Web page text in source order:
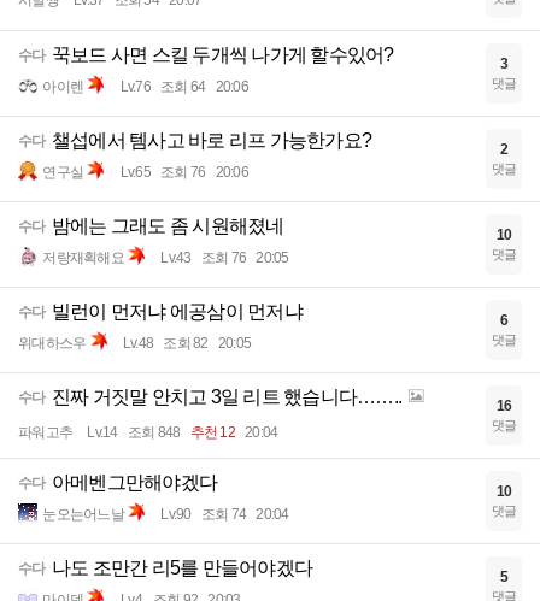
수다 꾹보드 사면 스킬 두개씩 나가게 할수있어?
아이렌 Lv.76 조회 64 20:06
3
댓글
수다 챌섭에서 템사고 바로 리프 가능한가요?
연구실 Lv.65 조회 76 20:06
2
댓글
수다 밤에는 그래도 좀 시원해졌네
저랑재획해요 Lv.43 조회 76 20:05
10
댓글
수다 빌런이 먼저냐 에공삼이 먼저냐
위대하스우 Lv.48 조회 82 20:05
6
댓글
수다 진짜 거짓말 안치고 3일 리트 했습니다……..
파워고추 Lv.14 조회 848 추천 12 20:04
16
댓글
수다 아메벤그만해야겠다
눈오는어느날 Lv.90 조회 74 20:04
10
댓글
수다 나도 조만간 리5를 만들어야겠다 5
댓글